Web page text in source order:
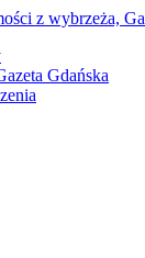
Gdańska